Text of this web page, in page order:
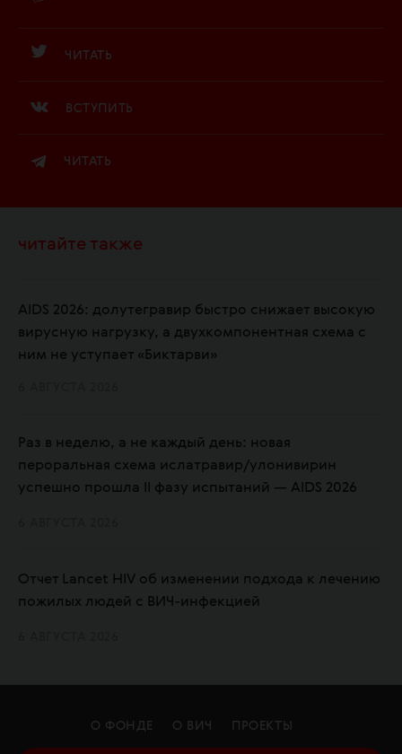
ЧИТАТЬ
ВСТУПИТЬ
ЧИТАТЬ
читайте также
AIDS 2026: долутегравир быстро снижает высокую
вирусную нагрузку, а двухкомпонентная схема с
ним не уступает «Биктарви»
Раз в неделю, а не каждый день: новая
пероральная схема ислатравир/улонивирин
успешно прошла II фазу испытаний — AIDS 2026
Отчет Lancet HIV об изменении подхода к лечению
пожилых людей с ВИЧ-инфекцией
О ФОНДЕ О ВИЧ ПРОЕКТЫ